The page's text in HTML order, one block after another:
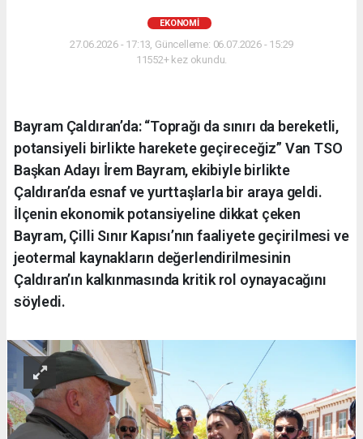
EKONOMI
27.06.2026 - 17:13, Güncelleme: 06.07.2026 - 15:29
11552+ kez okundu.
Bayram Çaldıran’da: “Toprağı da sınırı da bereketli,
potansiyeli birlikte harekete geçireceğiz” Van TSO
Başkan Adayı İrem Bayram, ekibiyle birlikte
Çaldıran’da esnaf ve yurttaşlarla bir araya geldi.
İlçenin ekonomik potansiyeline dikkat çeken
Bayram, Çilli Sınır Kapısı’nın faaliyete geçirilmesi ve
jeotermal kaynakların değerlendirilmesinin
Çaldıran’ın kalkınmasında kritik rol oynayacağını
söyledi.